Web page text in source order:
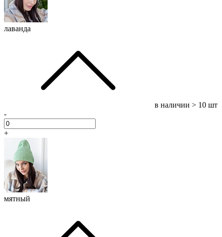
лаванда
в наличии > 10 шт
-
+
мятный